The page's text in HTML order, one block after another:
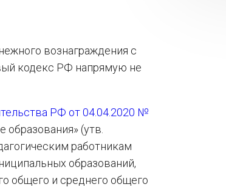
вознаграждения с
кодекс РФ напрямую не
РФ от 04.04.2020 №
(утв.
работникам
образований,
общего и среднего общего